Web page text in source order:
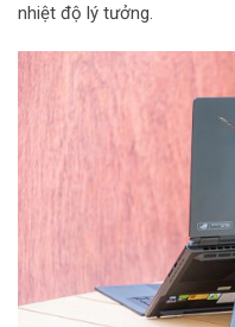
nhiệt độ lý tưởng.